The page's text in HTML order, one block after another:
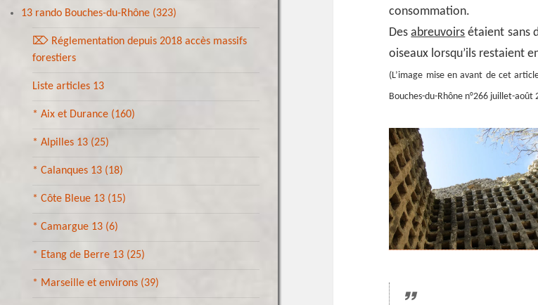
13 rando Bouches-du-Rhône (323)
⌦ Réglementation depuis 2018 accès massifs
forestiers
Liste articles 13
* Aix et Durance (160)
* Alpilles 13 (25)
* Calanques 13 (18)
* Côte Bleue 13 (15)
* Camargue 13 (6)
* Etang de Berre 13 (25)
* Marseille et environs (39)
consommation.
Desabreuvoirs étaient sans
oiseaux lorsqu’ils restaient
(L’image mise en avant de cet
Bouches-du-Rhône n°266 juillet-août